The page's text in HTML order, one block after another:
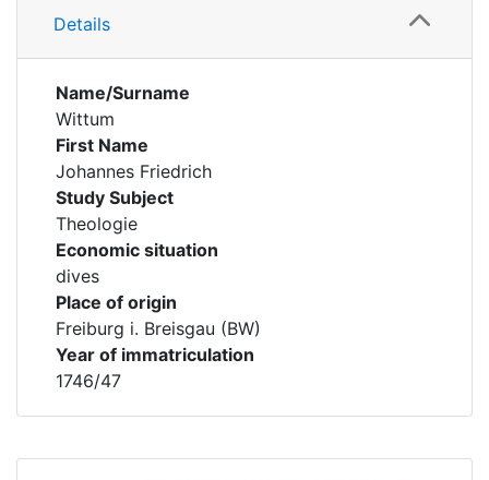
Details
Name/Surname
Wittum
First Name
Johannes Friedrich
Study Subject
Theologie
Economic situation
dives
Place of origin
Freiburg i. Breisgau (BW)
Year of immatriculation
1746/47